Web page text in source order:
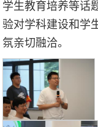
学生教育培养等话
验对学科建设和学
氛亲切融洽。